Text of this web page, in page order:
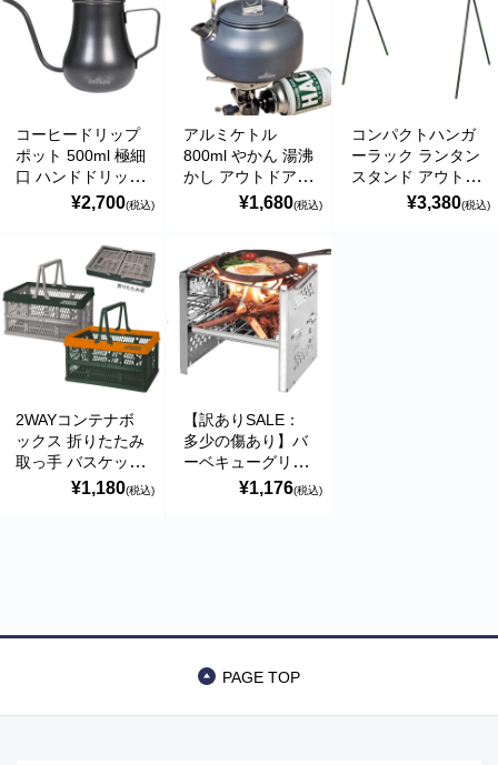
コーヒードリップ
ポット 500ml 極細
口 ハンドドリップ
珈琲 温度調整
¥2,700(税込)
アルミケトル
800ml やかん 湯沸
かし アウトドア
キャンプ¥1,680(税込)
コンパクトハンガ
ーラック ランタン
スタンド アウトド
ア キャンプギア
¥3,380(税込)
2WAYコンテナボ
ックス 折りたたみ
取っ手 バスケット
テーブル 買い物カ
¥1,180(税込)
【訳ありSALE：
多少の傷あり】バ
ーベキューグリル
折りたたみ スマー
¥1,176(税込)
PAGE TOP